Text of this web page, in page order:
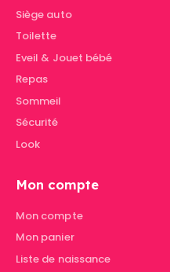
Siège auto
Toilette
Eveil & Jouet bébé
Repas
Sommeil
Sécurité
Look
Mon compte
Mon compte
Mon panier
Liste de naissance